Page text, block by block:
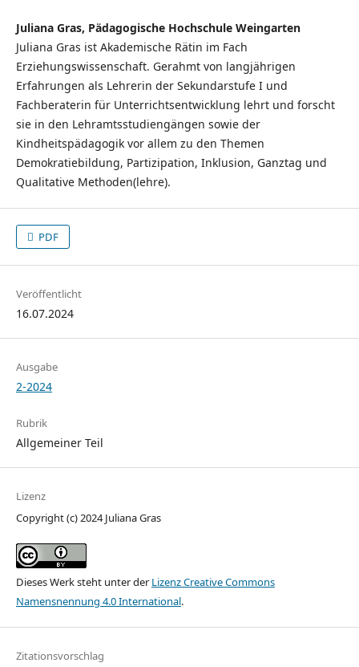
Juliana Gras, Pädagogische Hochschule Weingarten
Juliana Gras ist Akademische Rätin im Fach
Erziehungswissenschaft. Gerahmt von langjährigen
Erfahrungen als Lehrerin der Sekundarstufe I und
Fachberaterin für Unterrichtsentwicklung lehrt und forscht
sie in den Lehramtsstudiengängen sowie der
Kindheitspädagogik vor allem zu den Themen
Demokratiebildung, Partizipation, Inklusion, Ganztag und
Qualitative Methoden(lehre).
PDF
Veröffentlicht
16.07.2024
Ausgabe
2-2024
Rubrik
Allgemeiner Teil
Lizenz
Copyright (c) 2024 Juliana Gras
Dieses Werk steht unter derLizenz Creative Commons
Namensnennung 4.0 International.
Zitationsvorschlag